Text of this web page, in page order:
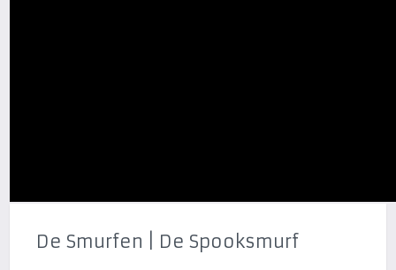
De Smurfen | De Spooksmurf